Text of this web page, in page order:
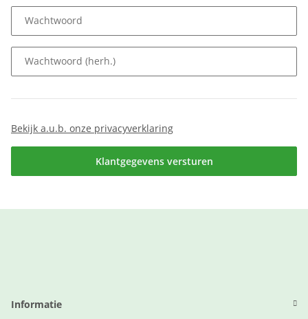
Wachtwoord
Wachtwoord (herh.)
Bekijk a.u.b. onze privacyverklaring
Klantgegevens versturen
Informatie